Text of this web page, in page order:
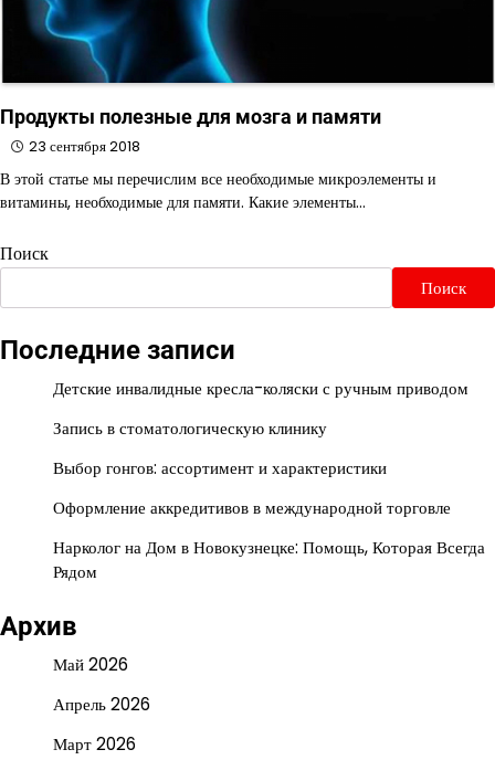
Продукты полезные для мозга и памяти
23 сентября 2018
В этой статье мы перечислим все необходимые микроэлементы и
витамины, необходимые для памяти. Какие элементы…
Поиск
Поиск
Последние записи
Детские инвалидные кресла-коляски с ручным приводом
Запись в стоматологическую клинику
Выбор гонгов: ассортимент и характеристики
Оформление аккредитивов в международной торговле
Нарколог на Дом в Новокузнецке: Помощь, Которая Всегда
Рядом
Архив
Май 2026
Апрель 2026
Март 2026